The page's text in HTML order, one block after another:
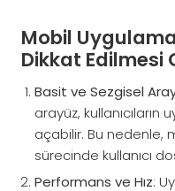
Mobil
Dikkat Edilmesi
Basit ve Sezgisel
arayüz,
açabilir. Bu nedenle,
sürecinde kullanıcı
Performans ve Hız: